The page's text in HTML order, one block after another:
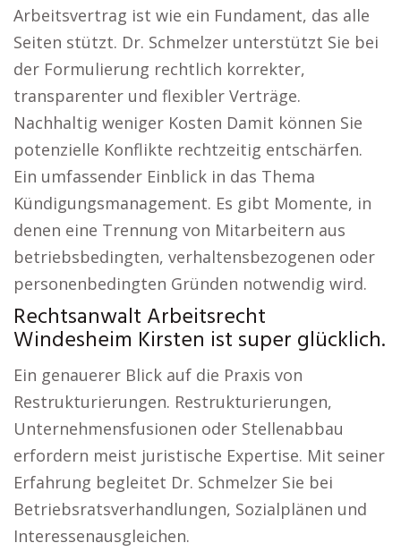
Arbeitsvertrag ist wie ein Fundament, das alle
Seiten stützt. Dr. Schmelzer unterstützt Sie bei
der Formulierung rechtlich korrekter,
transparenter und flexibler Verträge.
Nachhaltig weniger Kosten Damit können Sie
potenzielle Konflikte rechtzeitig entschärfen.
Ein umfassender Einblick in das Thema
Kündigungsmanagement. Es gibt Momente, in
denen eine Trennung von Mitarbeitern aus
betriebsbedingten, verhaltensbezogenen oder
personenbedingten Gründen notwendig wird.
Rechtsanwalt Arbeitsrecht
Windesheim Kirsten ist super glücklich.
Ein genauerer Blick auf die Praxis von
Restrukturierungen. Restrukturierungen,
Unternehmensfusionen oder Stellenabbau
erfordern meist juristische Expertise. Mit seiner
Erfahrung begleitet Dr. Schmelzer Sie bei
Betriebsratsverhandlungen, Sozialplänen und
Interessenausgleichen.